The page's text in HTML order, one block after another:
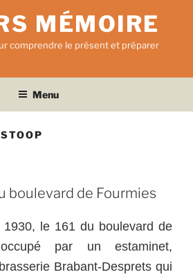
MÉMOIRE
comprendre le présent et préparer
Menu
boulevard de Fourmies
le 161 du boulevard de
par un estaminet,
Brabant-Desprets qui